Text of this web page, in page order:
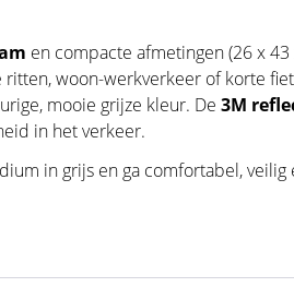
en compacte afmetingen (26 x
woon-werkverkeer of korte
mooie grijze kleur. De3M
in het verkeer.
in grijs en ga comfortabel,